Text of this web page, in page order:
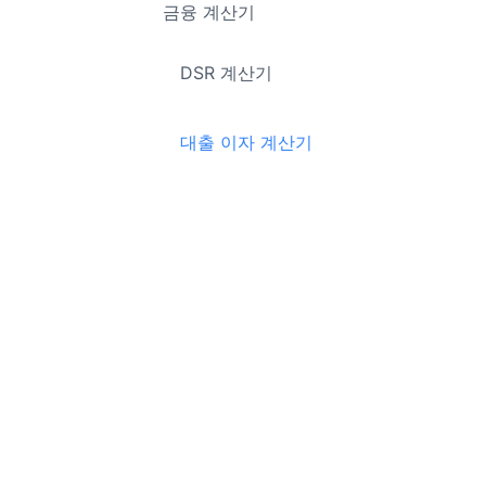
금융 계산기
DSR 계산기
대출 이자 계산기